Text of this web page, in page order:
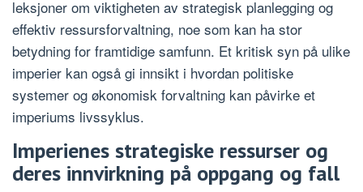
leksjoner om viktigheten av strategisk planlegging og
effektiv ressursforvaltning, noe som kan ha stor
betydning for framtidige samfunn. Et kritisk syn på ulike
imperier kan også gi innsikt i hvordan politiske
systemer og økonomisk forvaltning kan påvirke et
imperiums livssyklus.
Imperienes strategiske ressurser og
deres innvirkning på oppgang og fall